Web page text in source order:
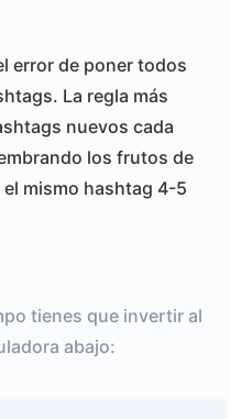
error de poner todos
La regla más
nuevos cada
los frutos de
mismo hashtag 4-5
tienes que invertir al
abajo: